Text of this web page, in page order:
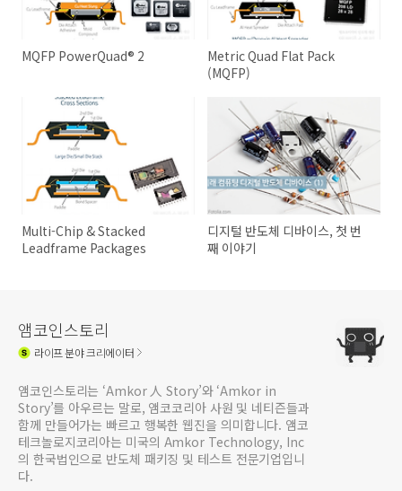
MQFP PowerQuad® 2
Metric Quad Flat Pack
(MQFP)
Multi-Chip & Stacked
Leadframe Packages
디지털 반도체 디바이스, 첫 번
째 이야기
앰코인스토리
라이프분야 크리에이터
앰코인스토리는 ‘Amkor 人 Story’와 ‘Amkor in
Story’를 아우르는 말로, 앰코코리아 사원 및 네티즌들과
함께 만들어가는 빠르고 행복한 웹진을 의미합니다. 앰코
테크놀로지코리아는 미국의 Amkor Technology, Inc
의 한국법인으로 반도체 패키징 및 테스트 전문기업입니
다.